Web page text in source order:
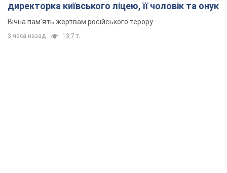
директорка київського ліцею, її чоловік та онук
Вічна пам'ять жертвам російського терору
3 часа назад 13,7 т.